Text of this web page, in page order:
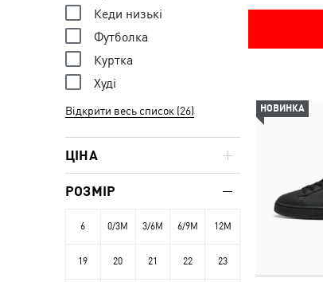
НОВИНКА
Кеди низькі
Футболка
Куртка
Худі
Відкрити весь список (26)
ЦІНА
РОЗМІР
6 0/3M 3/6M 6/9M 12M
19 20 21 22 23